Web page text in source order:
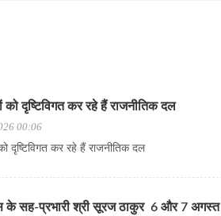
को दृष्टिविगत कर रहे हैं राजनीतिक दल
00:06
दृष्टिविगत कर रहे हैं राजनीतिक दल
के सह-प्रभारी श्री सूरज ठाकुर 6 और 7 अगस्त